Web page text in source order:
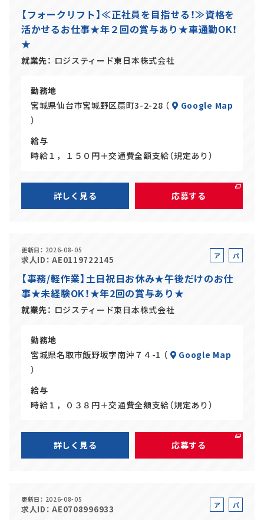
バ
イ
ト
【フォークリフト】≪正社員を目指せる！≫資格を
活かせるお仕事★年２回の賞与あり★車通勤OK！
★
就業先 ロジスティード東日本株式会社
勤務地
宮城県仙台市宮城野区扇町3-2-28 （
Google Map
）
給与
時給１，１５０円＋交通費全額支給（規定あり）
詳しく見る 応募する
更新日 2026-08-05
求人ID AE0119722145
ア
バ
パ
ト
【事務/軽作業】土日祝日お休み★午後だけのお仕
事★未経験OK！★年2回の賞与あり★
就業先 ロジスティード東日本株式会社
勤務地
宮城県名取市飯野坂字南沖７４-1 （
Google Map
）
給与
時給１，０３８円＋交通費全額支給（規定あり）
詳しく見る 応募する
更新日 2026-08-05
求人ID AE0708996933
ア
パ